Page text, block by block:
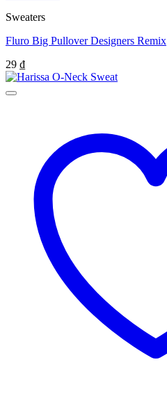
Sweaters
Fluro Big Pullover Designers Remix
29 ₫